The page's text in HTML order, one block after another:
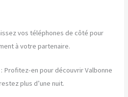
vos téléphones de côté pour
à votre partenaire.
: Profitez-en pour découvrir Valbonne
plus d’une nuit.